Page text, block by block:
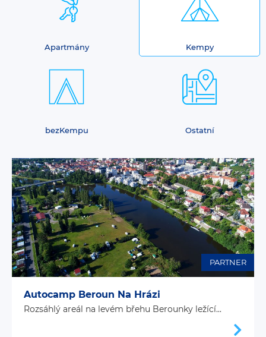
Apartmány Kempy
bezKempu Ostatní
PARTNER
Autocamp Beroun Na Hrázi
Rozsáhlý areál na levém břehu Berounky ležící...